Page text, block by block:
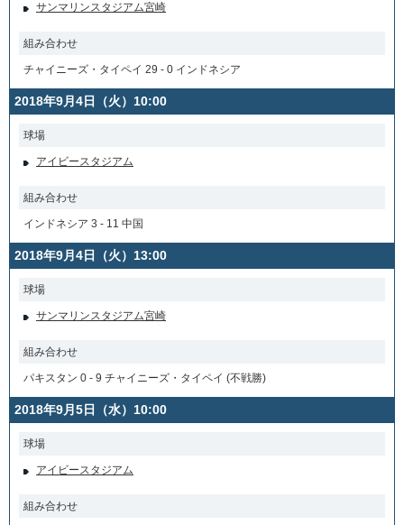
サンマリンスタジアム宮崎
組み合わせ
チャイニーズ・タイペイ 29 - 0 インドネシア
2018年9月4日（火）10:00
球場
アイビースタジアム
組み合わせ
インドネシア 3 - 11 中国
2018年9月4日（火）13:00
球場
サンマリンスタジアム宮崎
組み合わせ
パキスタン 0 - 9 チャイニーズ・タイペイ (不戦勝)
2018年9月5日（水）10:00
球場
アイビースタジアム
組み合わせ